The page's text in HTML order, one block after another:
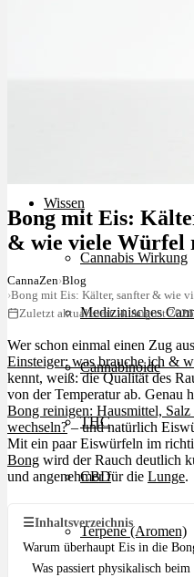
Wissen
Cannabis Wirkung
Medizinisches
Cannabinoide
THC
CBD
Terpene (Aromen)
Bong mit Eis:
& wie viele Würfel
CannaZen›Blog
›Bong mit Eis: Kälter, sanfter & wie
Zuletzt aktualisiert: 4. August 2026
Wer schon einmal einen Zug
Einsteiger: was brauche ich &
kennt, weiß: die Qualität des
von der Temperatur ab. Genau
Bong reinigen: Hausmittel,
wechseln?– und natürlich
Mit ein paar Eiswürfeln im
Bong wird der Rauch deutlich
und angenehmer für die Lunge.
☰Inhaltsverzeichnis
Warum überhaupt Eis in die
Was passiert physikalisch